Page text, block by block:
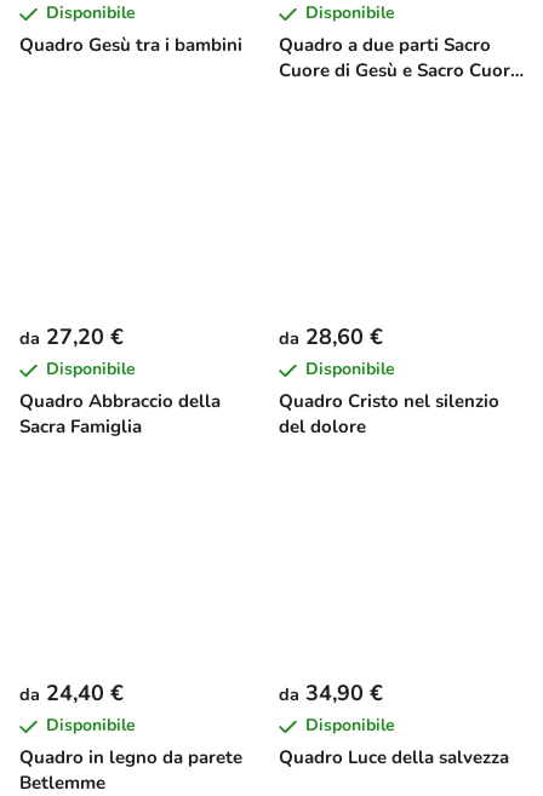
Quadro Gesù tra i bambini
Disponibile
Quadro a due parti Sacro
Cuore di Gesù e Sacro Cuore
Disponibile
Quadro Abbraccio della
Sacra Famiglia
da 27,20 €
Disponibile
Quadro Cristo nel silenzio
del dolore
da 28,60 €
Disponibile
Quadro in legno da parete
Betlemme
da 24,40 €
Disponibile
Quadro Luce della salvezza
da 34,90 €
Disponibile